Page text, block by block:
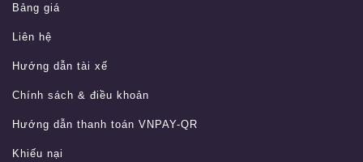
Bảng giá
Liên hệ
Hướng dẫn tài xế
Chính sách & điều khoản
Hướng dẫn thanh toán VNPAY-QR
Khiếu nại